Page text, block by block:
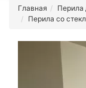
Главная Перила
Перила со